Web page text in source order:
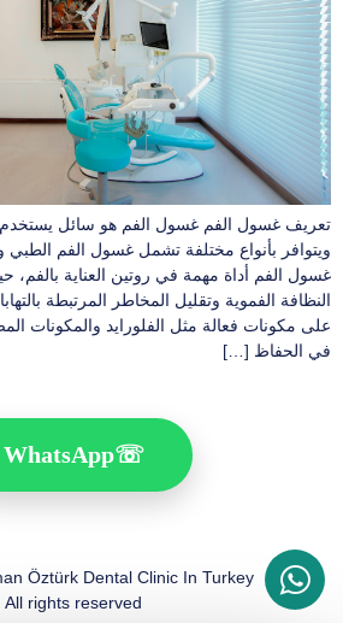
تعريف غسول الفم غسول الفم هو سائل يستخدم
ويتوافر بأنواع مختلفة تشمل غسول الفم الطبي
غسول الفم أداة مهمة في روتين العناية
النظافة الفموية وتقليل المخاطر المرتبطة
على مكونات فعالة مثل الفلورايد والمكونات
في الحفاظ […]
☏
WhatsApp
Öztürk Dental Clinic In Turkey
All rights reserved